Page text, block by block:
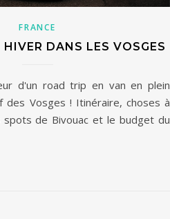
FRANCE
DANS LES VOSGES
d'un road trip en van en plein
des Vosges ! Itinéraire, choses à
de Bivouac et le budget du